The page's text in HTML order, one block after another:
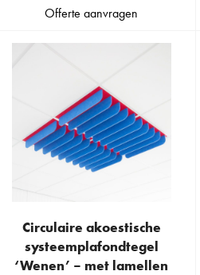
multiple
The
options
may
be
chosen
product
page
Offerte aanvragen
This
product
Circulaire akoestische
systeemplafondtegel
‘Wenen’ – met lamellen